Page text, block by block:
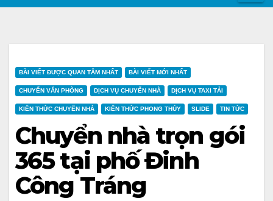
BÀI VIẾT ĐƯỢC QUAN TÂM NHẤT BÀI VIẾT MỚI NHẤT
CHUYỂN VĂN PHÒNG DỊCH VỤ CHUYỂN NHÀ DỊCH VỤ TAXI TẢI
KIẾN THỨC CHUYỂN NHÀ KIẾN THỨC PHONG THỦY SLIDE TIN TỨC
Chuyển nhà trọn gói
365 tại phố Đinh
Công Tráng